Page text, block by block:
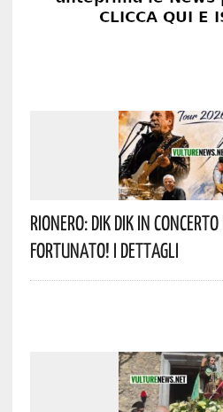
Rionero: DIK DIK In
Fortunato! I Dettagli